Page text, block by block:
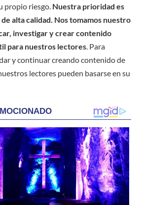
propio riesgo. Nuestra prioridad es
alta calidad. Nos tomamos nuestro
investigar y crear contenido
para nuestros lectores . Para
y continuar creando contenido de
lectores pueden basarse en su